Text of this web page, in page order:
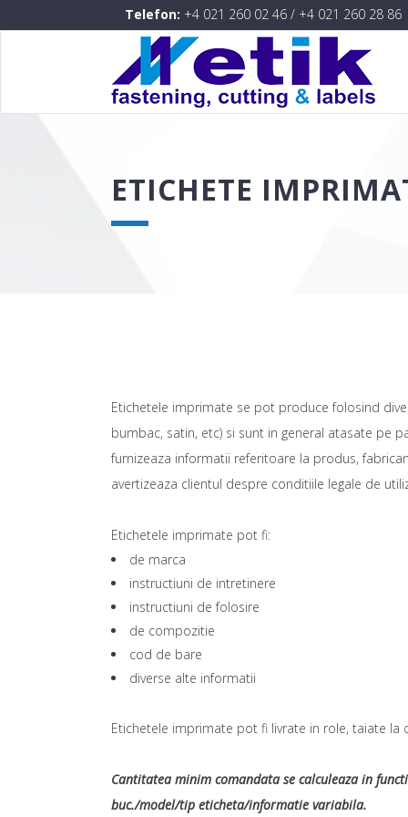
Telefon: +4 021 260 02 46 / +4 021 260 28 86
ETICHETE
Etichetele imprimate se pot produce folosind
bumbac, satin, etc) si sunt in general atasate pe
furnizeaza informatii referitoare la produs,
avertizeaza clientul despre conditiile legale de
Etichetele imprimate pot fi:
de marca
instructiuni de intretinere
instructiuni de folosire
de compozitie
cod de bare
diverse alte informatii
Etichetele imprimate pot fi livrate in role, taiate la
Cantitatea minim comandata se calculeaza in
buc./model/tip eticheta/informatie variabila.